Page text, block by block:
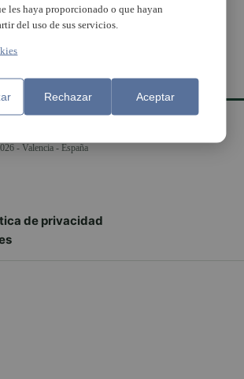
- Valencia - España
de privacidad
les haya proporcionado o que hayan
del uso de sus servicios.
Rechazar Aceptar